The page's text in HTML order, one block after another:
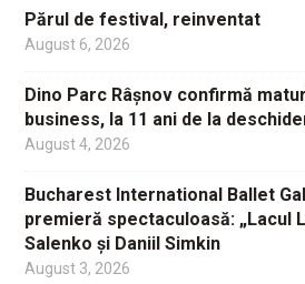
Părul de festival, reinventat
August 6, 2026
Dino Parc Râșnov confirmă
business, la 11 ani de la
August 4, 2026
Bucharest International Ballet
premieră spectaculoasă: „Lacul
Salenko și Daniil Simkin
August 3, 2026